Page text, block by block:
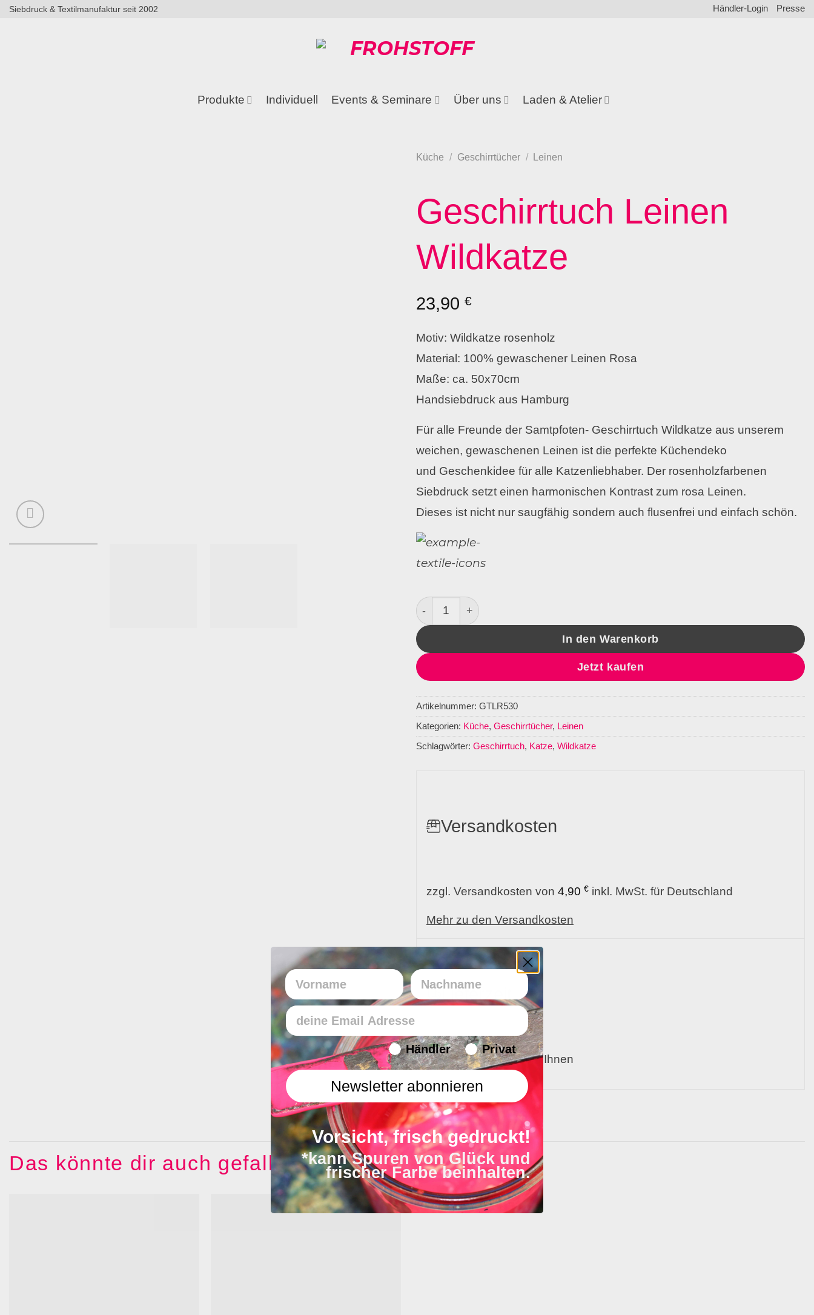
Zum
Siebdruck & Textilmanufaktur seit 2002 Händler-Login Presse
Produkte Individuell Events & Seminare Über uns Laden & Atelier
Küche / Geschirrtücher / Leinen
Geschirrtuch Leinen
Wildkatze
23,90 €
Motiv: Wildkatze rosenholz
Material: 100% gewaschener Leinen Rosa
Maße: ca. 50x70cm
Handsiebdruck aus Hamburg
Für alle Freunde der Samtpfoten- Geschirrtuch Wildkatze aus unserem
weichen, gewaschenen Leinen ist die perfekte Küchendeko
und Geschenkidee für alle Katzenliebhaber. Der rosenholzfarbenen
Siebdruck setzt einen harmonischen Kontrast zum rosa Leinen.
Dieses ist nicht nur saugfähig sondern auch flusenfrei und einfach schön.
Geschirrtuch Leinen Wildkatze Menge
In den Warenkorb
Jetzt kaufen
Artikelnummer: GTLR530
Kategorien: Küche, Geschirrtücher, Leinen
Schlagwörter: Geschirrtuch, Katze, Wildkatze
Versandkosten
zzgl. Versandkosten von 4,90 € inkl. MwSt. für Deutschland
Mehr zu den Versandkosten
Lieferzeit
In 1 - 4 Werktagen bei Ihnen
Das könnte dir auch gefallen …
Vorname Nachname
Email
Endverbraucher/Haendler
Händler Privat
Newsletter abonnieren
Vorsicht, frisch gedruckt!
*kann Spuren von Glück und
frischer Farbe beinhalten.